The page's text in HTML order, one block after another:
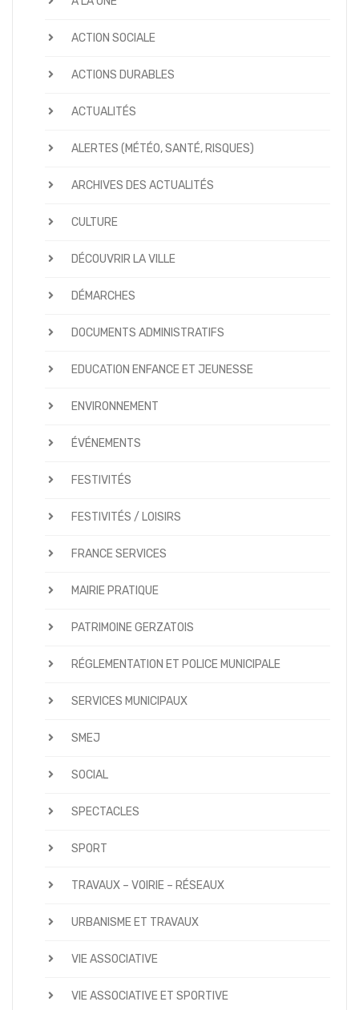
ACTION SOCIALE
ACTIONS DURABLES
ACTUALITÉS
ALERTES (MÉTÉO, SANTÉ, RISQUES)
ARCHIVES DES ACTUALITÉS
CULTURE
DÉCOUVRIR LA VILLE
DÉMARCHES
DOCUMENTS ADMINISTRATIFS
EDUCATION ENFANCE ET JEUNESSE
ENVIRONNEMENT
ÉVÉNEMENTS
FESTIVITÉS
FESTIVITÉS / LOISIRS
FRANCE SERVICES
MAIRIE PRATIQUE
PATRIMOINE GERZATOIS
RÉGLEMENTATION ET POLICE MUNICIPALE
SERVICES MUNICIPAUX
SMEJ
SOCIAL
SPECTACLES
SPORT
TRAVAUX – VOIRIE – RÉSEAUX
URBANISME ET TRAVAUX
VIE ASSOCIATIVE
VIE ASSOCIATIVE ET SPORTIVE